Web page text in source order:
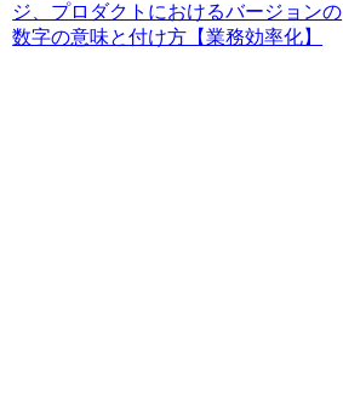
ジ、プロダクトにおけるバージョンの
数字の意味と付け方【業務効率化】